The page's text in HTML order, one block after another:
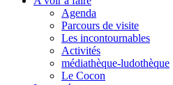
Agenda
Parcours de visite
Les incontournables
Activités
médiathèque-ludothèque
Le Cocon